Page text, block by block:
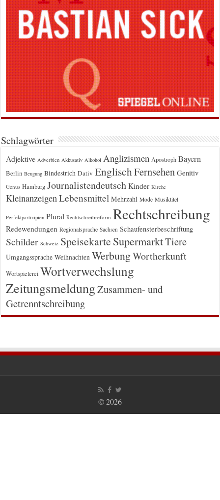
Schlagwörter
Adjektive Adverbien Akkusativ Alkohol Anglizismen Apostroph Bayern
Berlin Beugung Bindestrich Dativ EnglischFernsehen Genitiv
Genus Hamburg Journalistendeutsch Kinder Kirche
Kleinanzeigen Lebensmittel Mehrzahl Mode Musiktitel
Perfektpartizipien Plural Rechtschreibreform Rechtschreibung
Redewendungen Regionalsprache Sachsen Schaufensterbeschriftung
Schilder Schweiz Speisekarte SupermarktTiere
Umgangssprache Weihnachten WerbungWortherkunft
Wortspielerei Wortverwechslung
ZeitungsmeldungZusammen- und
Getrenntschreibung
© 2026